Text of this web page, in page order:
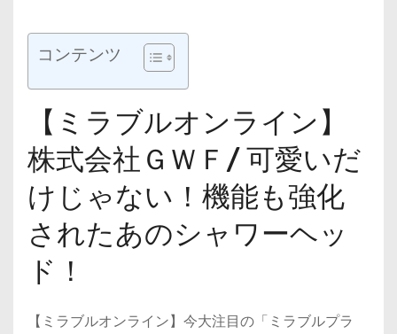
コンテンツ
【ミラブルオンライン】
株式会社ＧＷＦ/ 可愛いだ
けじゃない！機能も強化
されたあのシャワーヘッ
ド！
【ミラブルオンライン】今大注目の「ミラブルプラ